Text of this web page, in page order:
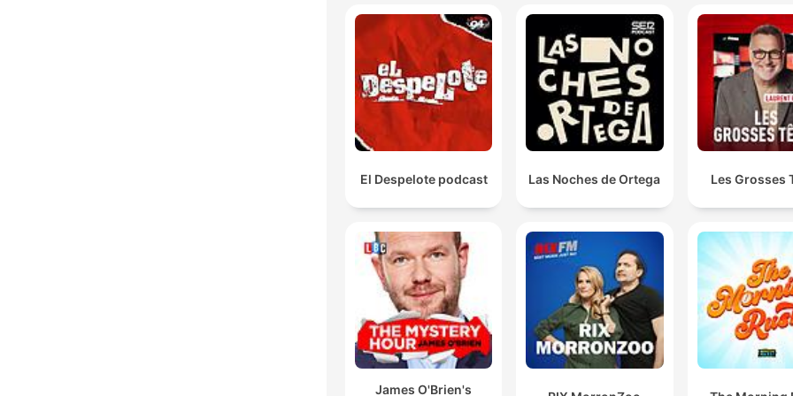
El Despelote podcast Las Noches de Ortega Les Grosses
James O'Brien's